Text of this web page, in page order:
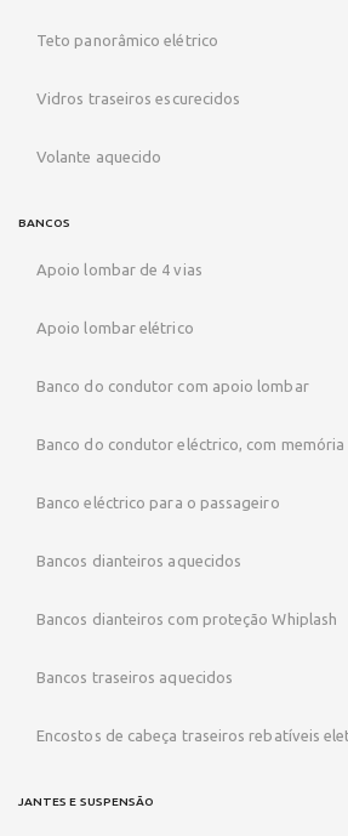
Teto panorâmico elétrico
Vidros traseiros escurecidos
Volante aquecido
BANCOS
Apoio lombar de 4 vias
Apoio lombar elétrico
Banco do condutor com apoio lombar
Banco do condutor eléctrico, com memória
Banco eléctrico para o passageiro
Bancos dianteiros aquecidos
Bancos dianteiros com proteção Whiplash
Bancos traseiros aquecidos
Encostos de cabeça traseiros rebatíveis
JANTES E SUSPENSÃO